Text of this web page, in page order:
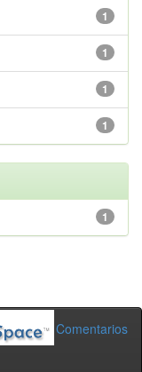
1
1
1
1
1
Comentarios